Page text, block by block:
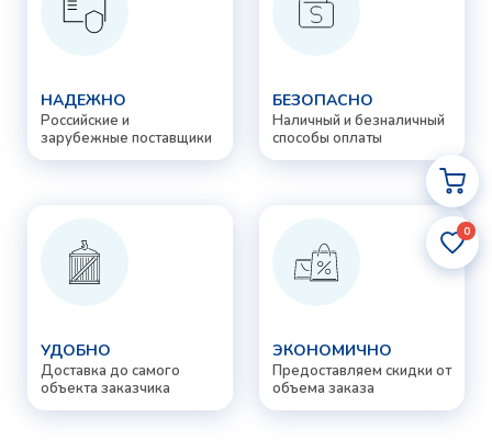
0
НАДЕЖНО
Российские и
зарубежные поставщики
БЕЗОПАСНО
Наличный и безналичный
способы оплаты
УДОБНО
Доставка до самого
объекта заказчика
ЭКОНОМИЧНО
Предоставляем скидки от
объема заказа